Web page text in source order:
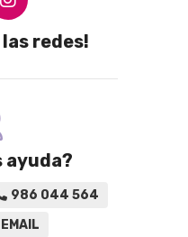
las redes!
ayuda?
986 044 564